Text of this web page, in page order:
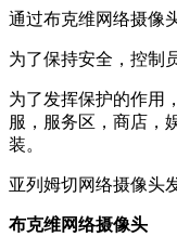
通过布克维网络摄像
为了保持安全，控制
为了发挥保护的作用
服，服务区，商店，
装。
亚列姆切网络摄像头
布克维网络摄像头